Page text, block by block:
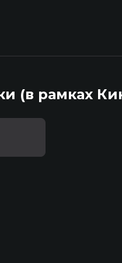
(в рамках